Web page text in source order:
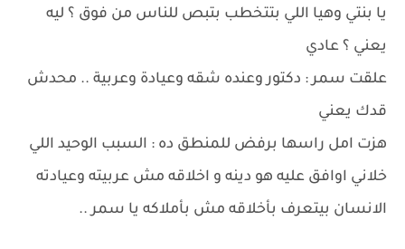
يا بنتي وهيا اللي بتتخطب بتبص للناس من فوق ؟ ليه
يعني ؟ عادي
علقت سمر : دكتور وعنده شقه وعيادة وعربية .. محدش
قدك يعني
هزت امل راسها برفض للمنطق ده : السبب الوحيد اللي
خلاني اوافق عليه هو دينه و اخلاقه مش عربيته وعيادته
الانسان بيتعرف بأخلاقه مش بأملاكه يا سمر ..